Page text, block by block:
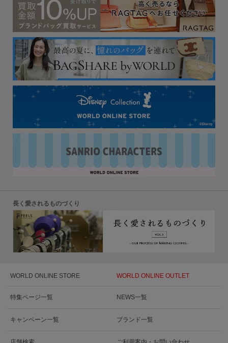
長く愛されるものづくり
WORLD ONLINE STORE WORLD ONLINE OUTLET
特集ページ一覧 NEWS一覧
キャンペーン一覧 ブランド一覧